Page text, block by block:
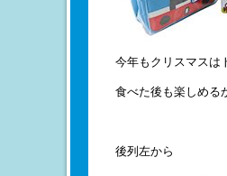
今年もクリスマスは
食べた後も楽しめる
後列左から